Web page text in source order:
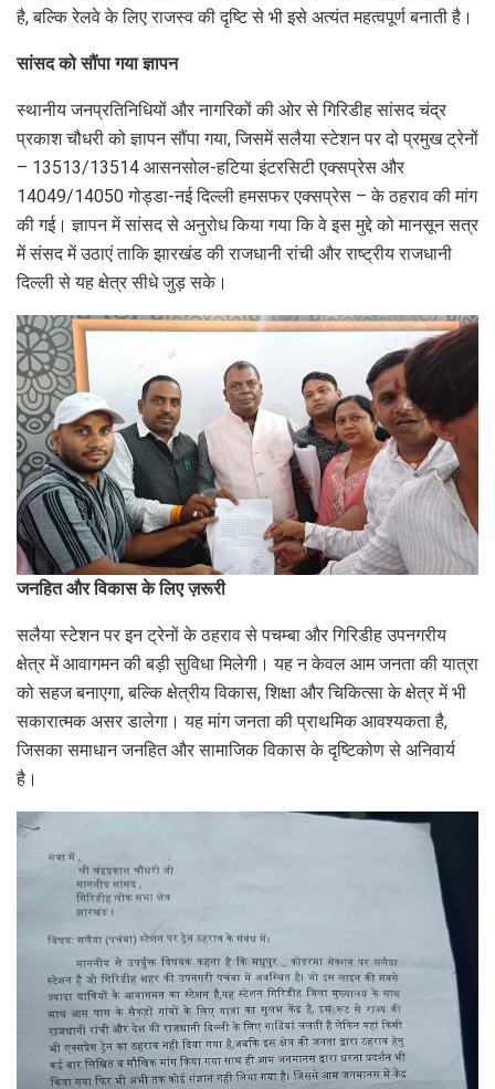
है, बल्कि रेलवे के लिए राजस्व की दृष्टि से भी इसे अत्यंत महत्वपूर्ण बनाती है।
सांसद को सौंपा गया ज्ञापन
स्थानीय जनप्रतिनिधियों और नागरिकों की ओर से गिरिडीह सांसद चंद्र
प्रकाश चौधरी को ज्ञापन सौंपा गया, जिसमें सलैया स्टेशन पर दो प्रमुख ट्रेनों
– 13513/13514 आसनसोल-हटिया इंटरसिटी एक्सप्रेस और
14049/14050 गोड्डा-नई दिल्ली हमसफर एक्सप्रेस – के ठहराव की मांग
की गई। ज्ञापन में सांसद से अनुरोध किया गया कि वे इस मुद्दे को मानसून सत्र
में संसद में उठाएं ताकि झारखंड की राजधानी रांची और राष्ट्रीय राजधानी
दिल्ली से यह क्षेत्र सीधे जुड़ सके।
जनहित और विकास के लिए ज़रूरी
सलैया स्टेशन पर इन ट्रेनों के ठहराव से पचम्बा और गिरिडीह उपनगरीय
क्षेत्र में आवागमन की बड़ी सुविधा मिलेगी। यह न केवल आम जनता की यात्रा
को सहज बनाएगा, बल्कि क्षेत्रीय विकास, शिक्षा और चिकित्सा के क्षेत्र में भी
सकारात्मक असर डालेगा। यह मांग जनता की प्राथमिक आवश्यकता है,
जिसका समाधान जनहित और सामाजिक विकास के दृष्टिकोण से अनिवार्य
है।